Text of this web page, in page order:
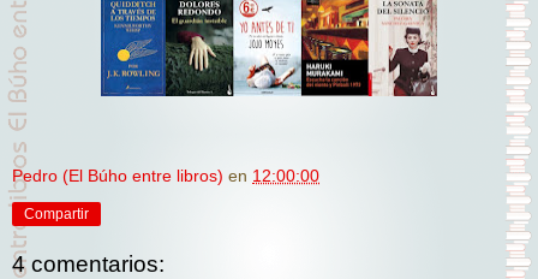
Pedro (El Búho entre libros) en 12:00:00
Compartir
4 comentarios: